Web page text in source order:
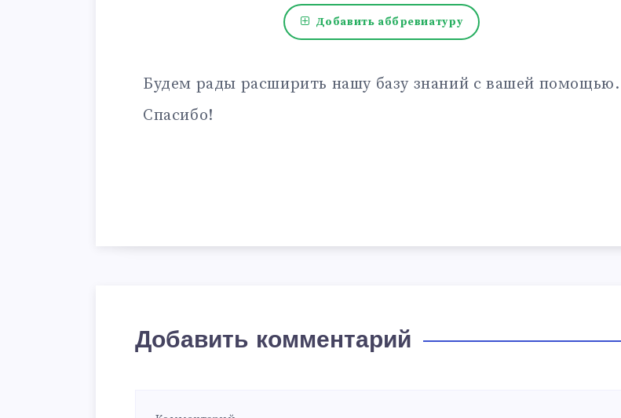
Добавить аббревиатуру
Будем рады расширить нашу базу знаний с вашей помощью.
Спасибо!
Добавить комментарий